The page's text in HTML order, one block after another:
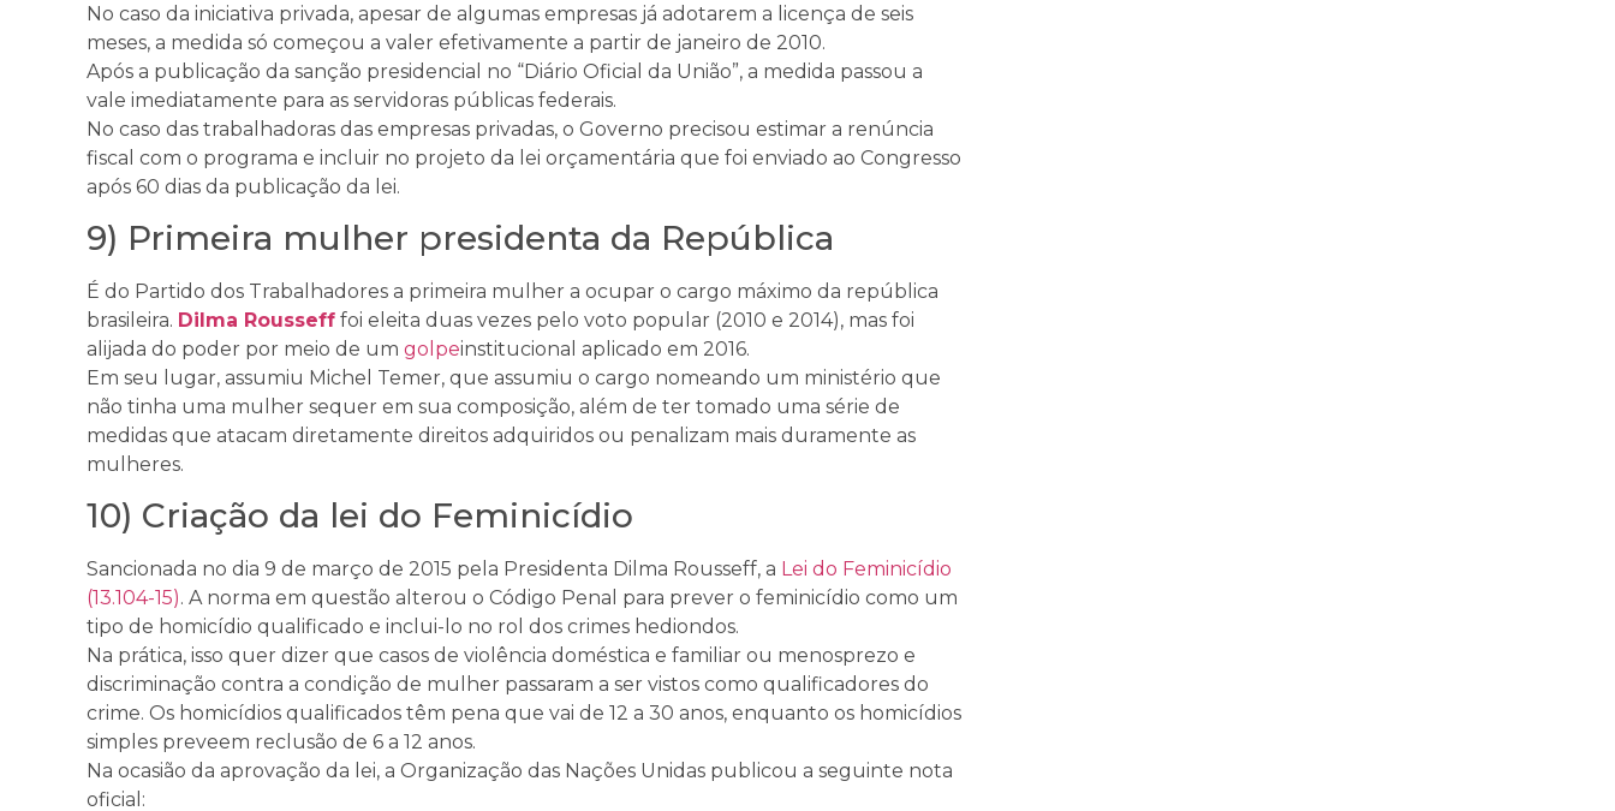
No caso da iniciativa privada, apesar de algumas empresas já adotarem a licença de seis
meses, a medida só começou a valer efetivamente a partir de janeiro de 2010.
Após a publicação da sanção presidencial no “Diário Oficial da União”, a medida passou a
vale imediatamente para as servidoras públicas federais.
No caso das trabalhadoras das empresas privadas, o Governo precisou estimar a renúncia
fiscal com o programa e incluir no projeto da lei orçamentária que foi enviado ao Congresso
após 60 dias da publicação da lei.
9) Primeira mulher presidenta da República
É do Partido dos Trabalhadores a primeira mulher a ocupar o cargo máximo da república
brasileira. Dilma Rousseff foi eleita duas vezes pelo voto popular (2010 e 2014), mas foi
alijada do poder por meio de um golpeinstitucional aplicado em 2016.
Em seu lugar, assumiu Michel Temer, que assumiu o cargo nomeando um ministério que
não tinha uma mulher sequer em sua composição, além de ter tomado uma série de
medidas que atacam diretamente direitos adquiridos ou penalizam mais duramente as
mulheres.
10) Criação da lei do Feminicídio
Sancionada no dia 9 de março de 2015 pela Presidenta Dilma Rousseff, a Lei do Feminicídio
(13.104-15). A norma em questão alterou o Código Penal para prever o feminicídio como um
tipo de homicídio qualificado e inclui-lo no rol dos crimes hediondos.
Na prática, isso quer dizer que casos de violência doméstica e familiar ou menosprezo e
discriminação contra a condição de mulher passaram a ser vistos como qualificadores do
crime. Os homicídios qualificados têm pena que vai de 12 a 30 anos, enquanto os homicídios
simples preveem reclusão de 6 a 12 anos.
Na ocasião da aprovação da lei, a Organização das Nações Unidas publicou a seguinte nota
oficial: